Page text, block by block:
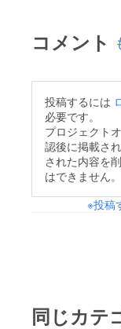
コメント
投稿するには
必要です。
プロジェクト
認後に掲載さ
された内容を
はできません。
※投稿
同じカテ